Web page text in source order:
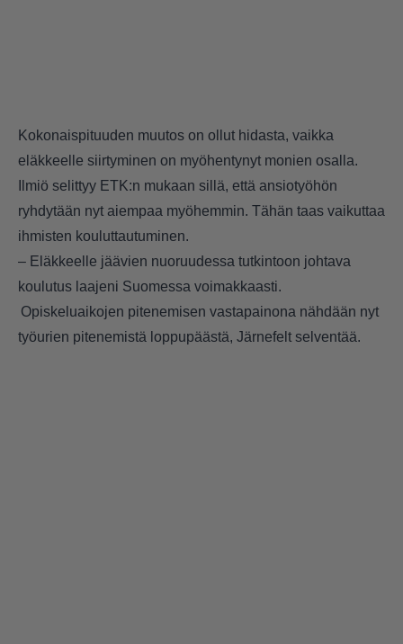
Kokonaispituuden muutos on ollut hidasta, vaikka
eläkkeelle siirtyminen on myöhentynyt monien osalla.
Ilmiö selittyy ETK:n mukaan sillä, että ansiotyöhön
ryhdytään nyt aiempaa myöhemmin. Tähän taas vaikuttaa
ihmisten kouluttautuminen.
– Eläkkeelle jäävien nuoruudessa tutkintoon johtava
koulutus laajeni Suomessa voimakkaasti.
Opiskeluaikojen pitenemisen vastapainona nähdään nyt
työurien pitenemistä loppupäästä, Järnefelt selventää.